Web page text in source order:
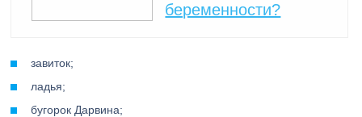
беременности?
завиток;
ладья;
бугорок Дарвина;